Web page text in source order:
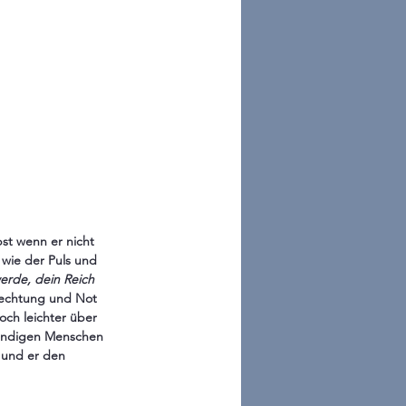
wenn er nicht
der Puls und
dein Reich
und Not
leichter über
Menschen
er den